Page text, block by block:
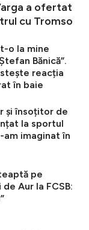
a ofertat
cu Tromso
o la mine
Bănică”.
reacția
în baie
și însoțitor de
la sportul
am imaginat în
pe
Aur la FCSB: